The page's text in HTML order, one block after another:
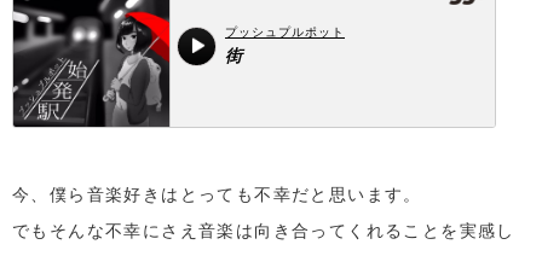
今、僕ら音楽好きはとっても不幸だと思います。
でもそんな不幸にさえ音楽は向き合ってくれることを実感し